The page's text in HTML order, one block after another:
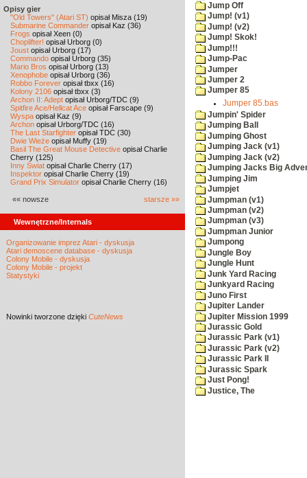
Opisy gier
"Old Towers" (Atari ST) opisał Misza (19)
Submarine Commander opisał Kaz (36)
Frogs opisał Xeen (0)
Choplifter! opisał Urborg (0)
Joust opisał Urborg (17)
Commando opisał Urborg (35)
Mario Bros opisał Urborg (13)
Xenophobe opisał Urborg (36)
Robbo Forever opisał tbxx (16)
Kolony 2106 opisał tbxx (3)
Archon II: Adept opisał Urborg/TDC (9)
Spitfire Ace/Hellcat Ace opisał Farscape (9)
Wyspa opisał Kaz (9)
Archon opisał Urborg/TDC (16)
The Last Starfighter opisał TDC (30)
Dwie Wieże opisał Muffy (19)
Basil The Great Mouse Detective opisał Charlie
Cherry (125)
Inny Świat opisał Charlie Cherry (17)
Inspektor opisał Charlie Cherry (19)
Grand Prix Simulator opisał Charlie Cherry (16)
«« nowsze starsze »»
Wewnętrzne/Internals
Organizowanie imprez Atari - dyskusja
Atari demoscene database - dyskusja
Colony Mobile - dyskusja
Colony Mobile - projekt
Statystyki
Nowinki tworzone dzięki CuteNews
Jump Off
Jump! (v1)
Jump! (v2)
Jump! Skok!
Jump!!!
Jump-Pac
Jumper
Jumper 2
Jumper 85
Jumper 85.bas
Jumpin' Spider
Jumping Ball
Jumping Ghost
Jumping Jack (v1)
Jumping Jack (v2)
Jumping Jacks Big
Jumping Jim
Jumpjet
Jumpman (v1)
Jumpman (v2)
Jumpman (v3)
Jumpman Junior
Jumpong
Jungle Boy
Jungle Hunt
Junk Yard Racing
Junkyard Racing
Juno First
Jupiter Lander
Jupiter Mission 1999
Jurassic Gold
Jurassic Park (v1)
Jurassic Park (v2)
Jurassic Park II
Jurassic Spark
Just Pong!
Justice, The